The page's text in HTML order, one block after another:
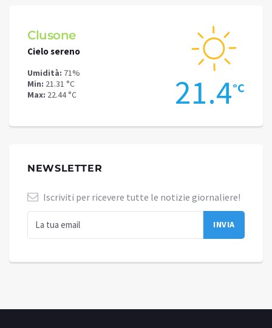
Schilpario
Cielo sereno
Umidità: 62%
Min: 16.78 °C
Max: 19.48 °C 18.6°C
NEWSLETTER
Iscriviti per ricevere tutte le notizie giornaliere!